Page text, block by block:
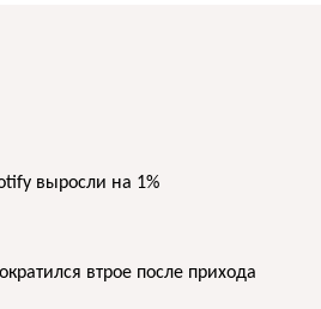
выросли на 1%
втрое после прихода